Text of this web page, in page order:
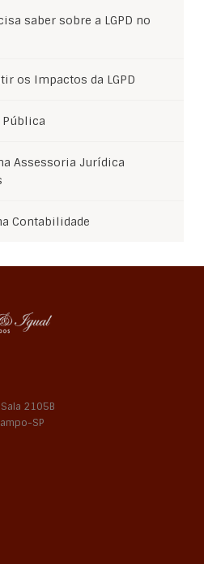
saber sobre a LGPD no
os Impactos da LGPD
Pública
Assessoria Jurídica
Contabilidade
2105B
SP